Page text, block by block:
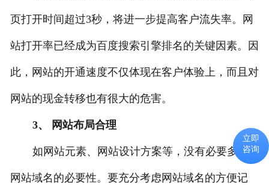
页打开时间超过3秒，将进一步提高客户流失率。网
站打开率已经成为百度搜索引擎排名的关键因素。因
此，网站的开通速度不仅体现在客户体验上，而且对
网站的现金转移也有很大的危害。
3、 网站布局合理
如网站元素、网站设计方案等，没有必要多说
网站域名的必要性。要充分考虑网站域名的方便记
立即
咨询